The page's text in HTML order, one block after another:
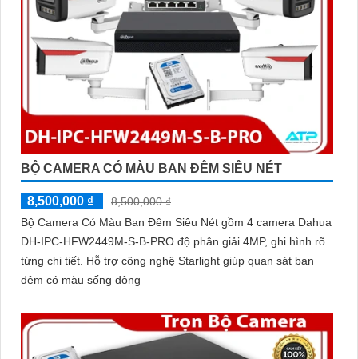
BỘ CAMERA CÓ MÀU BAN ĐÊM SIÊU NÉT
8,500,000 ₫
8,500,000 ₫
Bộ Camera Có Màu Ban Đêm Siêu Nét gồm 4 camera Dahua
DH-IPC-HFW2449M-S-B-PRO độ phân giải 4MP, ghi hình rõ
từng chi tiết. Hỗ trợ công nghệ Starlight giúp quan sát ban
đêm có màu sống động